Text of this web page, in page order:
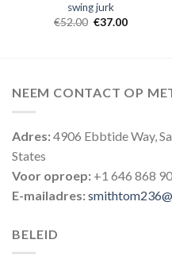
swing jurk
€52.00 €37.00
NEEM CONTACT OP
Adres:4906 Ebbtide Way,
States
Voor oproep: +1 646 868
E-mailadres:
BELEID